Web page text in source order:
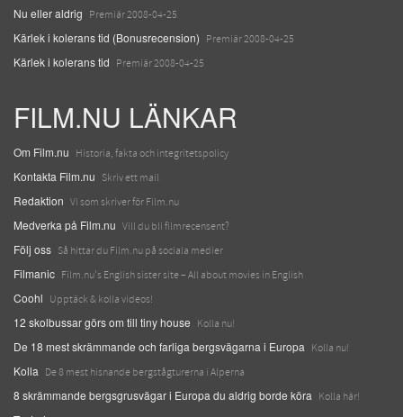
Nu eller aldrig Premiär 2008-04-25
Kärlek i kolerans tid (Bonusrecension) Premiär 2008-04-25
Kärlek i kolerans tid Premiär 2008-04-25
FILM.NU LÄNKAR
Om Film.nu Historia, fakta och integritetspolicy
Kontakta Film.nu Skriv ett mail
Redaktion Vi som skriver för Film.nu
Medverka på Film.nu Vill du bli filmrecensent?
Följ oss Så hittar du Film.nu på sociala medier
Filmanic Film.nu's English sister site – All about movies in English
Coohl Upptäck & kolla videos!
12 skolbussar görs om till tiny house Kolla nu!
De 18 mest skrämmande och farliga bergsvägarna i Europa Kolla nu!
Kolla De 8 mest hisnande bergstågturerna i Alperna
8 skrämmande bergsgrusvägar i Europa du aldrig borde köra Kolla här!